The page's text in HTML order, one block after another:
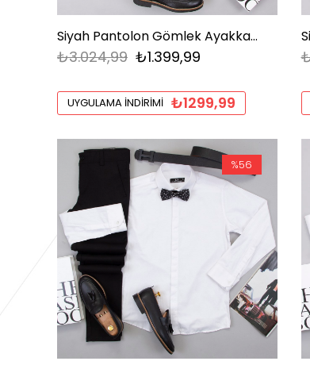
Siyah Pantolon Gömlek Ayakkabı Kombin
₺1.399,99
₺3.024,99
UYGULAMA İNDIRIMI ₺1299,99
%56